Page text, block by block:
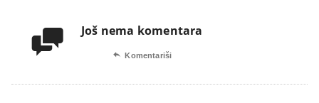
 Još nema komentara
 Komentariši